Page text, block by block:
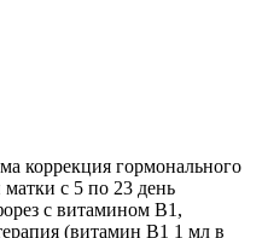
коррекция гормонального
с 5 по 23 день
с витамином В1,
(витамин В1 1 мл в